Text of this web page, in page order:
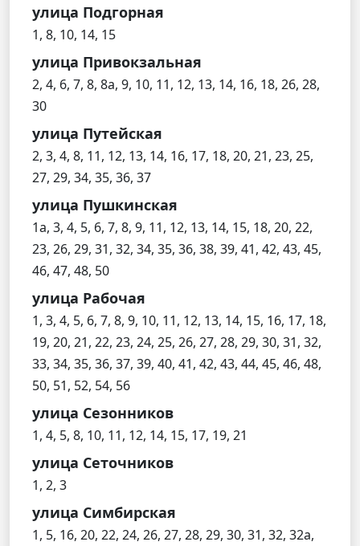
улица Подгорная
1, 8, 10, 14, 15
улица Привокзальная
2, 4, 6, 7, 8, 8а, 9, 10, 11, 12, 13, 14, 16, 18, 26, 28,
30
улица Путейская
2, 3, 4, 8, 11, 12, 13, 14, 16, 17, 18, 20, 21, 23, 25,
27, 29, 34, 35, 36, 37
улица Пушкинская
1а, 3, 4, 5, 6, 7, 8, 9, 11, 12, 13, 14, 15, 18, 20, 22,
23, 26, 29, 31, 32, 34, 35, 36, 38, 39, 41, 42, 43, 45,
46, 47, 48, 50
улица Рабочая
1, 3, 4, 5, 6, 7, 8, 9, 10, 11, 12, 13, 14, 15, 16, 17, 18,
19, 20, 21, 22, 23, 24, 25, 26, 27, 28, 29, 30, 31, 32,
33, 34, 35, 36, 37, 39, 40, 41, 42, 43, 44, 45, 46, 48,
50, 51, 52, 54, 56
улица Сезонников
1, 4, 5, 8, 10, 11, 12, 14, 15, 17, 19, 21
улица Сеточников
1, 2, 3
улица Симбирская
1, 5, 16, 20, 22, 24, 26, 27, 28, 29, 30, 31, 32, 32а,